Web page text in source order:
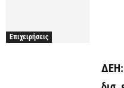
Επιχειρήσεις
ΔΕΗ: